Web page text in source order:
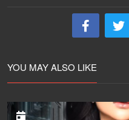
YOU MAY ALSO LIKE